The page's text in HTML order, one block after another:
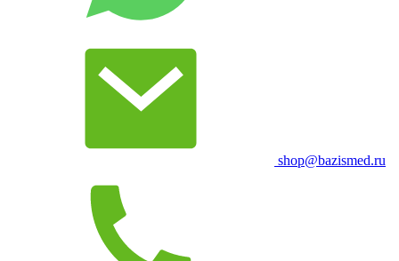
shop@bazismed.ru